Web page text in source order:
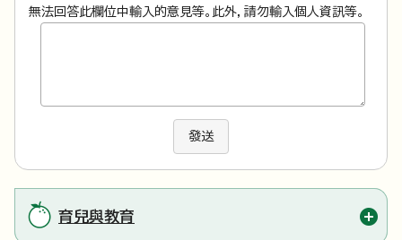
無法回答此欄位中輸入的意見等。此外，請勿輸入個人資訊等。
發送
育兒與教育